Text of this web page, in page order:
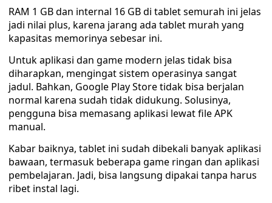
RAM 1 GB dan internal 16 GB di tablet semurah ini jelas
jadi nilai plus, karena jarang ada tablet murah yang
kapasitas memorinya sebesar ini.
Untuk aplikasi dan game modern jelas tidak bisa
diharapkan, mengingat sistem operasinya sangat
jadul. Bahkan, Google Play Store tidak bisa berjalan
normal karena sudah tidak didukung. Solusinya,
pengguna bisa memasang aplikasi lewat file APK
manual.
Kabar baiknya, tablet ini sudah dibekali banyak aplikasi
bawaan, termasuk beberapa game ringan dan aplikasi
pembelajaran. Jadi, bisa langsung dipakai tanpa harus
ribet instal lagi.